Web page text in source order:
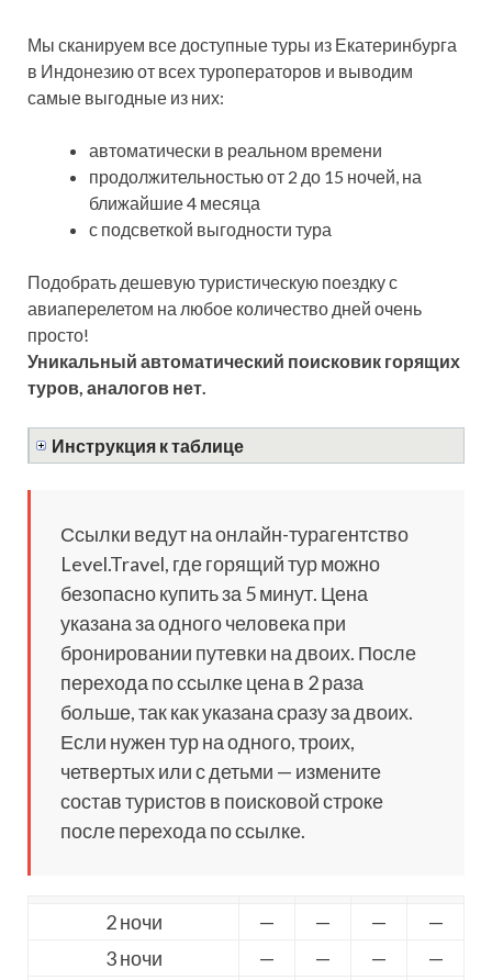
Мы сканируем все доступные туры из Екатеринбурга
в Индонезию от всех туроператоров и выводим
самые выгодные из них:
автоматически в реальном времени
продолжительностью от 2 до 15 ночей, на
ближайшие 4 месяца
с подсветкой выгодности тура
Подобрать дешевую туристическую поездку с
авиаперелетом на любое количество дней очень
просто!
Уникальный автоматический поисковик горящих
туров, аналогов нет.
Инструкция к таблице
Ссылки ведут на онлайн-турагентство
Level.Travel, где горящий тур можно
безопасно купить за 5 минут. Цена
указана за одного человека при
бронировании путевки на двоих. После
перехода по ссылке цена в 2 раза
больше, так как указана сразу за двоих.
Если нужен тур на одного, троих,
четвертых или с детьми — измените
состав туристов в поисковой строке
после перехода по ссылке.
2 ночи — — —
—
3 ночи
— — —
—